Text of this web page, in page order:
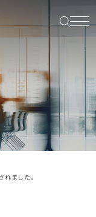
れました。